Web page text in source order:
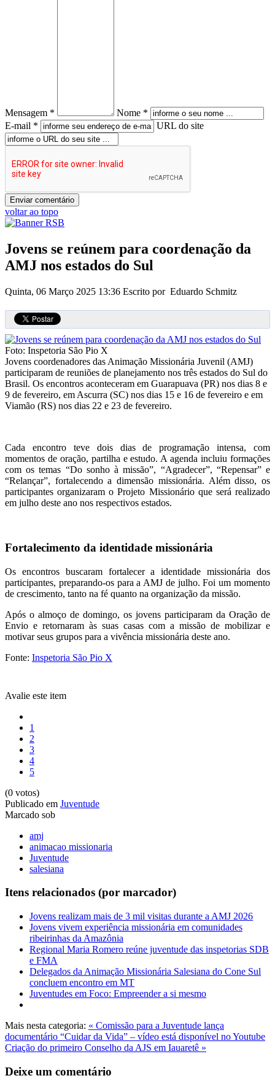
Mensagem *
Nome *
E-mail *
URL do site
voltar ao topo
Jovens se reúnem para coordenação da
AMJ nos estados do Sul
Quinta, 06 Março 2025 13:36 Escrito por Eduardo Schmitz
Foto: Inspetoria São Pio X
Jovens coordenadores das Animação Missionária Juvenil (AMJ)
participaram de reuniões de planejamento nos três estados do Sul do
Brasil. Os encontros aconteceram em Guarapuava (PR) nos dias 8 e
9 de fevereiro, em Ascurra (SC) nos dias 15 e 16 de fevereiro e em
Viamão (RS) nos dias 22 e 23 de fevereiro.
Cada encontro teve dois dias de programação intensa, com
momentos de oração, partilha e estudo. A agenda incluiu formações
com os temas “Do sonho à missão”, “Agradecer”, “Repensar” e
“Relançar”, fortalecendo a dimensão missionária. Além disso, os
participantes organizaram o Projeto Missionário que será realizado
em julho deste ano nos respectivos estados.
Fortalecimento da identidade missionária
Os encontros buscaram fortalecer a identidade missionária dos
participantes, preparando-os para a AMJ de julho. Foi um momento
de crescimento, tanto na fé quanto na organização da missão.
Após o almoço de domingo, os jovens participaram da Oração de
Envio e retornaram às suas casas com a missão de mobilizar e
motivar seus grupos para a vivência missionária deste ano.
Fonte: Inspetoria São Pio X
Avalie este item
1
2
3
4
5
(0 votos)
Publicado em Juventude
Marcado sob
amj
animacao missionaria
Juventude
salesiana
Itens relacionados (por marcador)
Jovens realizam mais de 3 mil visitas durante a AMJ 2026
Jovens vivem experiência missionária em comunidades
ribeirinhas da Amazônia
Regional Maria Romero reúne juventude das inspetorias SDB
e FMA
Delegados da Animação Missionária Salesiana do Cone Sul
concluem encontro em MT
Juventudes em Foco: Empreender a si mesmo
Mais nesta categoria: « Comissão para a Juventude lança
documentário “Cuidar da Vida” – vídeo está disponível no Youtube
Criação do primeiro Conselho da AJS em Iauaretê »
Deixe um comentário